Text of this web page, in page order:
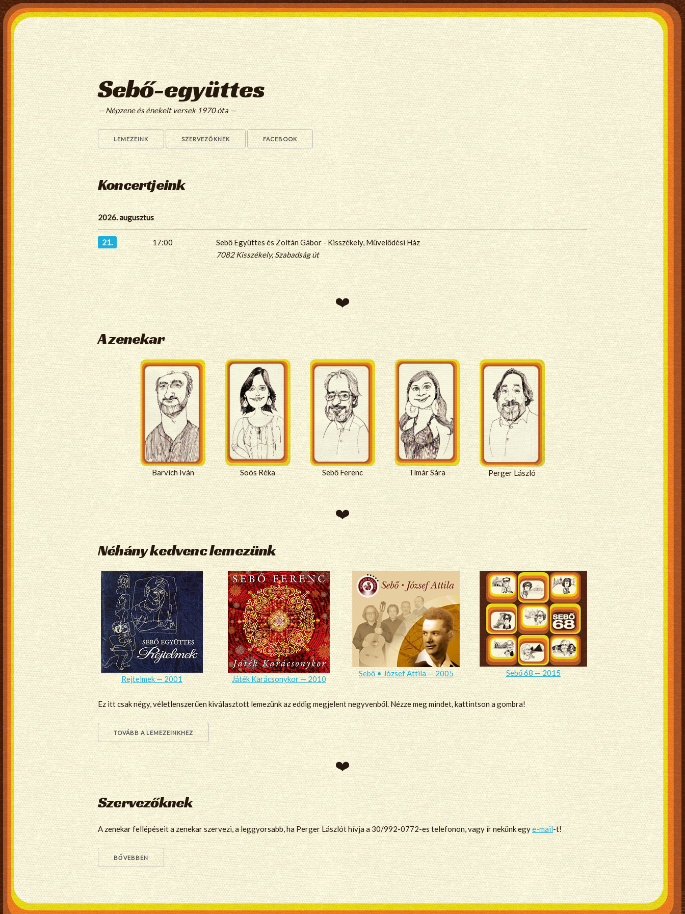
Sebő-együttes
— Népzene és énekelt versek 1970 óta —
LEMEZEINK SZERVEZŐKNEK FACEBOOK
Koncertjeink
2026. augusztus
21. 17:00
Sebő Együttes és Zoltán Gábor - Kisszékely, Művelődési Ház
7082 Kisszékely, Szabadság út
A zenekar
Barvich Iván Soós Réka Sebő Ferenc Tímár Sára Perger László
Néhány kedvenc lemezünk
Rejtelmek — 2001 Játék Karácsonykor — 2010
Sebő • József Attila — 2005 Sebő 68 — 2015
Ez itt csak négy, véletlenszerűen kiválasztott lemezünk az eddig megjelent negyvenből. Nézze meg mindet, kattintson a gombra!
TOVÁBB A LEMEZEINKHEZ
Szervezőknek
A zenekar fellépéseit a zenekar szervezi, a leggyorsabb, ha Perger Lászlót hívja a 30/992-0772-es telefonon, vagy ír nekünk egye-mail-t!
BŐVEBBEN